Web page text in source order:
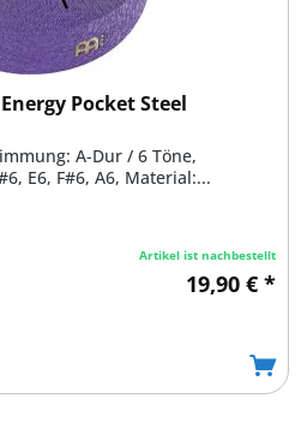
Pocket Steel
A-Dur / 6 Töne,
E6, F#6, A6, Material:...
Artikel ist nachbestellt
19,90 € *